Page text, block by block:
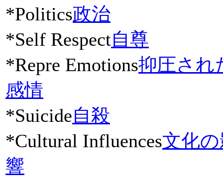
*Politics政治
*Self Respect自尊
*Repre Emotions抑圧され
感情
*Suicide自殺
*Cultural Influences文化
響